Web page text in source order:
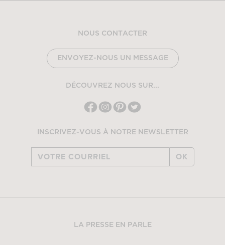
NOUS CONTACTER
ENVOYEZ-NOUS UN MESSAGE
DÉCOUVREZ NOUS SUR...
INSCRIVEZ-VOUS À NOTRE NEWSLETTER
OK
LA PRESSE EN PARLE